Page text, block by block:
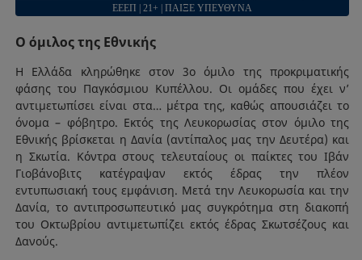
ΕΕΕΠ | 21+ | ΠΑΙΞΕ ΥΠΕΥΘΥΝΑ
Ο όμιλος της Εθνικής
Η Ελλάδα κληρώθηκε στον 3ο όμιλο της προκριματικής
φάσης του Παγκόσμιου Κυπέλλου. Οι ομάδες που έχει ν’
αντιμετωπίσει είναι στα… μέτρα της, καθώς απουσιάζει το
όνομα – φόβητρο. Εκτός της Λευκορωσίας στον όμιλο της
Εθνικής βρίσκεται η Δανία (αντίπαλος μας την Δευτέρα) και
η Σκωτία. Κόντρα στους τελευταίους οι παίκτες του Ιβάν
Γιοβάνοβιτς κατέγραψαν εκτός έδρας την πλέον
εντυπωσιακή τους εμφάνιση. Μετά την Λευκορωσία και την
Δανία, το αντιπροσωπευτικό μας συγκρότημα στη διακοπή
του Οκτωβρίου αντιμετωπίζει εκτός έδρας Σκωτσέζους και
Δανούς.